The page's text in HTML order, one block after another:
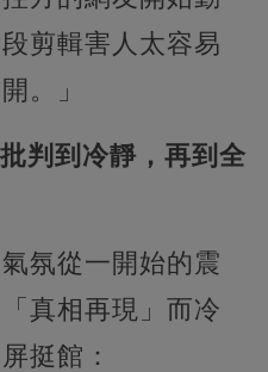
剪輯害人太容易
。」
判到冷靜，再到全
氛從一開始的震
真相再現」而冷
挺館：